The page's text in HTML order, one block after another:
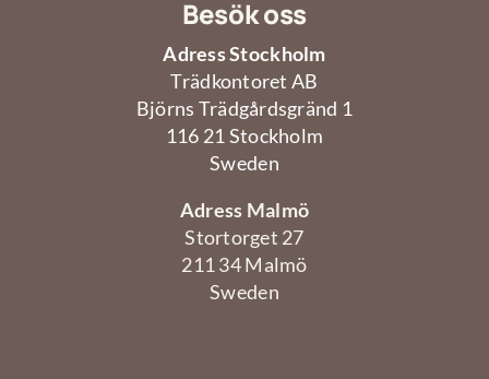
Om oss
Kontakt oss
Besök oss
Adress Stockholm
Trädkontoret AB
Björns Trädgårdsgränd 1
116 21 Stockholm
Sweden
Adress Malmö
Stortorget 27
211 34 Malmö
Sweden